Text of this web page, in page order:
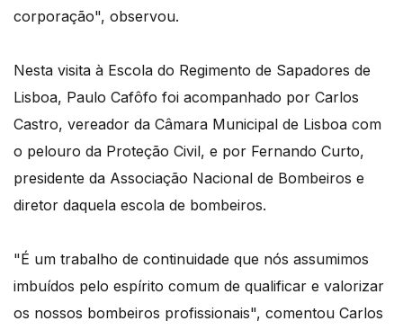
corporação", observou.
Nesta visita à Escola do Regimento de Sapadores de
Lisboa, Paulo Cafôfo foi acompanhado por Carlos
Castro, vereador da Câmara Municipal de Lisboa com
o pelouro da Proteção Civil, e por Fernando Curto,
presidente da Associação Nacional de Bombeiros e
diretor daquela escola de bombeiros.
"É um trabalho de continuidade que nós assumimos
imbuídos pelo espírito comum de qualificar e valorizar
os nossos bombeiros profissionais", comentou Carlos